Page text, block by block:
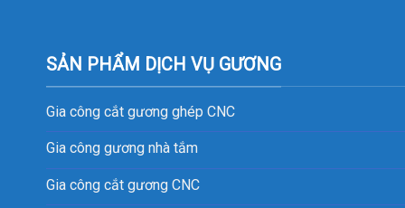
SẢN PHẨM DỊCH VỤ GƯƠNG
Gia công cắt gương ghép CNC
Gia công gương nhà tắm
Gia công cắt gương CNC